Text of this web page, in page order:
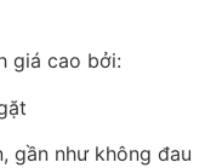
giá cao bởi:
gần như không đau